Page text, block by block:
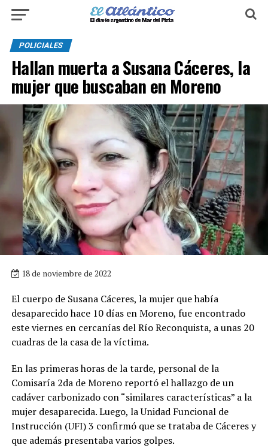
POLICIALES
Hallan muerta a Susana Cáceres, la
mujer que buscaban en Moreno
18 de noviembre de 2022
El cuerpo de Susana Cáceres, la mujer que había
desaparecido hace 10 días en Moreno, fue encontrado
este viernes en cercanías del Río Reconquista, a unas 20
cuadras de la casa de la víctima.
En las primeras horas de la tarde, personal de la
Comisaría 2da de Moreno reportó el hallazgo de un
cadáver carbonizado con “similares características” a la
mujer desaparecida. Luego, la Unidad Funcional de
Instrucción (UFI) 3 confirmó que se trataba de Cáceres y
que además presentaba varios golpes.